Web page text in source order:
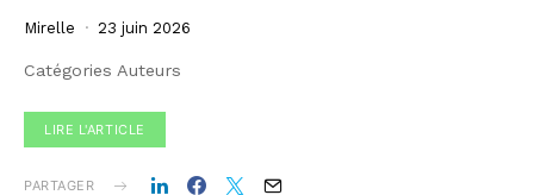
Mirelle 23 juin 2026
Catégories Auteurs
LIRE L'ARTICLE
PARTAGER